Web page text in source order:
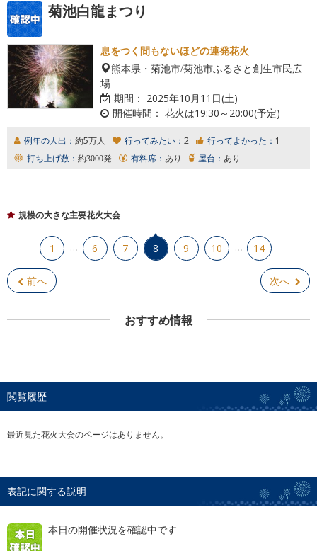
菊池白龍まつり
息をつく間もないほどの連発花火
熊本県・菊池市/菊池市ふるさと創生市民広
場
期間： 2025年10月11日(土)
開催時間： 花火は19:30～20:00(予定)
例年の人出： 約5万人 行ってみたい： 2 行ってよかった： 1
打ち上げ数： 約3000発 有料席： あり 屋台： あり
規模の大きな主要花火大会
前へ
1 … 6 7 8 9 10 … 14
次へ
おすすめ情報
閲覧履歴
最近見た花火大会のページはありません。
表記に関する説明
本日の開催状況を確認中です